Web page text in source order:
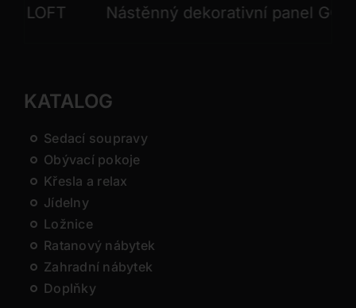
Nástěnný dekorativní panel GONG
KATALOG
Sedací soupravy
Obývací pokoje
Křesla a relax
Jídelny
Ložnice
Ratanový nábytek
Zahradní nábytek
Doplňky